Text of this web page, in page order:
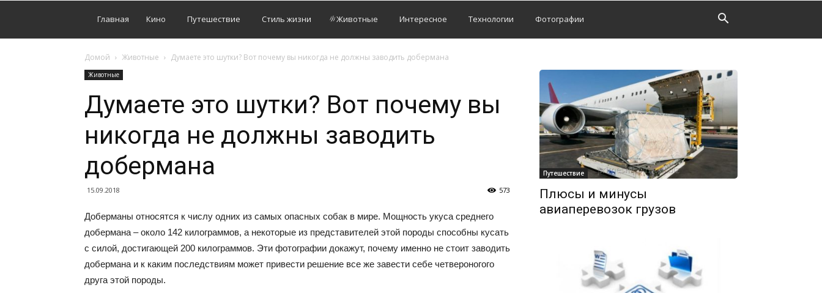
Главная Кино Путешествие Стиль жизни Животные Интересное Технологии Фотографии
Домой Животные Думаете это шутки? Вот почему вы никогда не должны заводить добермана
Животные
Думаете это шутки? Вот почему вы
никогда не должны заводить
добермана
15.09.2018 573
Доберманы относятся к числу одних из самых опасных собак в мире. Мощность укуса среднего
добермана – около 142 килограммов, а некоторые из представителей этой породы способны кусать
с силой, достигающей 200 килограммов. Эти фотографии докажут, почему именно не стоит заводить
добермана и к каким последствиям может привести решение все же завести себе четвероногого
друга этой породы.
Путешествие
Плюсы и минусы
авиаперевозок грузов